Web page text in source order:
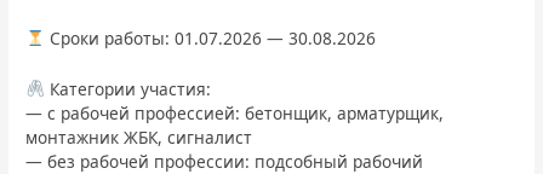
Сроки работы: 01.07.2026 — 30.08.2026
Категории участия:
— с рабочей профессией: бетонщик, арматурщик,
монтажник ЖБК, сигналист
— без рабочей профессии: подсобный рабочий